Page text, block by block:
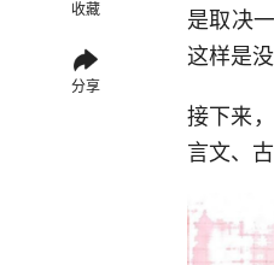
收藏
分享
是取决
这样是
接下来
言文、